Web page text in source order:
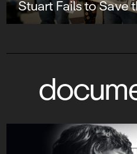
Stuart Fails to Save